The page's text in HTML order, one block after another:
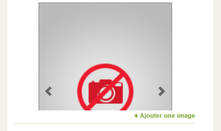
Previous Next